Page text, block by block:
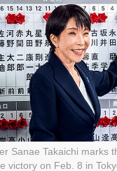
Sanae Takaichi marks
victory on Feb. 8 in